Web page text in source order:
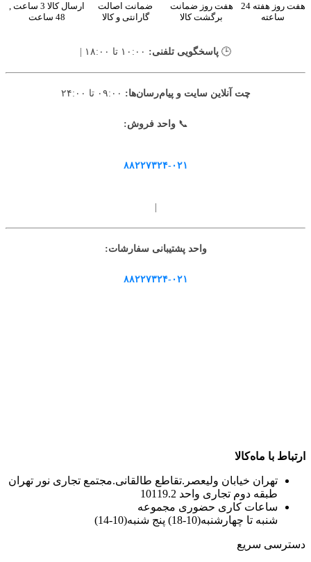
هفت روز هفته 24
ساعته
هفت روز ضمانت
برگشت کالا
ضمانت اصالت
گارانتی و کالا
ارسال کالا 3 ساعت ,
48 ساعت
🕒 پاسخگویی تلفنی:
چت آنلاین سایت و پیام‌رسان‌ها:
📞واحد فروش:
۸۸۲۲۷۳۲۴-۰۲۱
واحد پشتیبانی سفارشات:
۸۸۲۲۷۳۲۴-۰۲۱
ارتباط با ماه‌کالا
تهران خیابان ولیعصر.تقاطع طالقانی.مجتمع تجاری نور تهران
طبقه دوم تجاری واحد 10119.2
ساعات کاری حضوری مجموعه
شنبه تا چهارشنبه(10-18) پنج شنبه(10-14)
دسترسی سریع